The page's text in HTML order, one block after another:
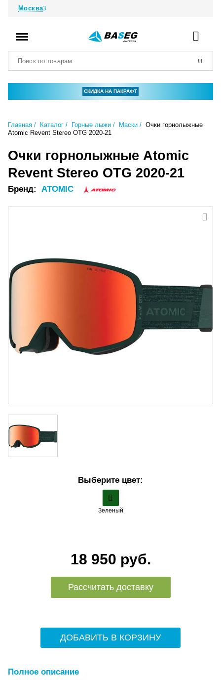
Москва
СКИДКА НА ПАКРАФТ
Главная Каталог Горные лыжи Маски
Очки горнолыжные
Atomic Revent Stereo OTG 2020-21
Очки горнолыжные Atomic
Revent Stereo OTG 2020-21
Бренд: ATOMIC
Выберите цвет:
Зеленый
18 950 руб.
Рассчитать доставку
ДОБАВИТЬ В КОРЗИНУ
Полное описание